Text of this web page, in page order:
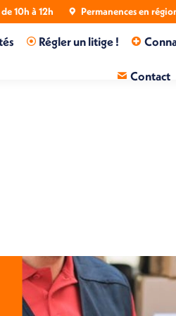
10h à 12h Permanences en
Régler un litige !
Contact